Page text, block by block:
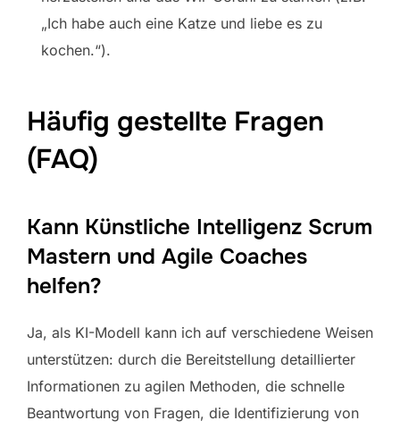
„Ich habe auch eine Katze und liebe es zu
kochen.“).
Häufig gestellte Fragen
(FAQ)
Kann Künstliche Intelligenz Scrum
Mastern und Agile Coaches
helfen?
Ja, als KI-Modell kann ich auf verschiedene Weisen
unterstützen: durch die Bereitstellung detaillierter
Informationen zu agilen Methoden, die schnelle
Beantwortung von Fragen, die Identifizierung von